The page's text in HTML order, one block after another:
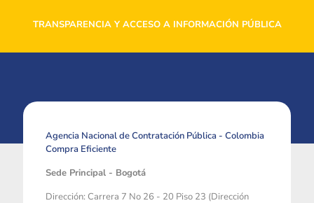
TRANSPARENCIA Y ACCESO A INFORMACIÓN PÚBLICA
Agencia Nacional de Contratación Pública - Colombia
Compra Eficiente
Sede Principal - Bogotá
Dirección: Carrera 7 No 26 - 20 Piso 23 (Dirección